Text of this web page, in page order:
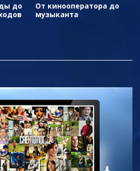
до
От кинооператора до
музыканта